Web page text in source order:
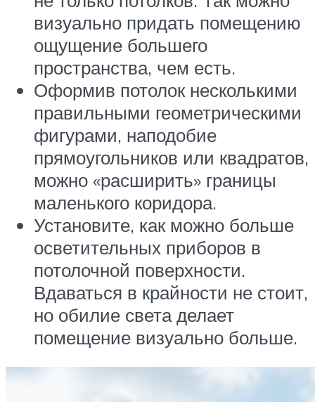
визуально придать помещению
ощущение большего
пространства, чем есть.
Оформив потолок несколькими
правильными геометрическими
фигурами, наподобие
прямоугольников или квадратов,
можно «расширить» границы
маленького коридора.
Установите, как можно больше
осветительных приборов в
потолочной поверхности.
Вдаваться в крайности не стоит,
но обилие света делает
помещение визуально больше.